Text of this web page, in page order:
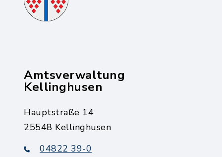
Amtsverwaltung
Kellinghusen
Hauptstraße 14
25548 Kellinghusen
04822 39-0